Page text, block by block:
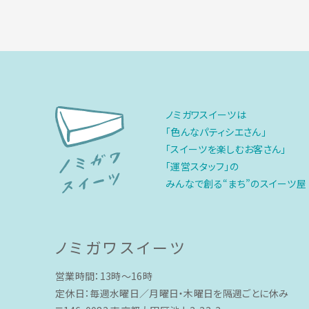
ノミガワスイーツは
「色んなパティシエさん」
「スイーツを楽しむお客さん」
「運営スタッフ」の
みんなで創る“まち”のスイーツ屋
ノミガワスイーツ
営業時間：13時〜16時
定休日：毎週水曜日／月曜日・木曜日を隔週ごとに休み